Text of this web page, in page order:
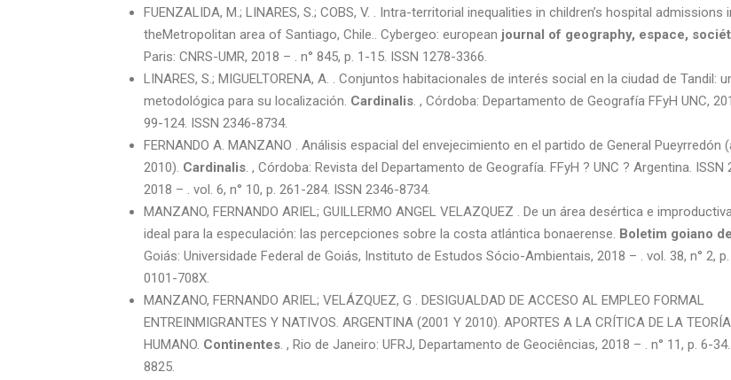
FUENZALIDA, M.; LINARES, S.; COBS, V. . Intra-territorial inequalities in children’s hospital admissions
theMetropolitan area of Santiago, Chile.. Cybergeo: european journal of geography, espace,
Paris: CNRS-UMR, 2018 – . n° 845, p. 1-15. ISSN 1278-3366.
LINARES, S.; MIGUELTORENA, A. . Conjuntos habitacionales de interés social en la ciudad de Tandil:
metodológica para su localización. Cardinalis. , Córdoba: Departamento de Geografía FFyH UNC,
99-124. ISSN 2346-8734.
FERNANDO A. MANZANO . Análisis espacial del envejecimiento en el partido de General Pueyrredón
2010). Cardinalis. , Córdoba: Revista del Departamento de Geografía. FFyH ? UNC ? Argentina. ISSN
2018 – . vol. 6, n° 10, p. 261-284. ISSN 2346-8734.
MANZANO, FERNANDO ARIEL; GUILLERMO ANGEL VELAZQUEZ . De un área desértica e
ideal para la especulación: las percepciones sobre la costa atlántica bonaerense. Boletim goiano
Goiás: Universidade Federal de Goiás, Instituto de Estudos Sócio-Ambientais, 2018 – . vol. 38, n° 2,
0101-708X.
MANZANO, FERNANDO ARIEL; VELÁZQUEZ, G . DESIGUALDAD DE ACCESO AL EMPLEO FORMAL
ENTREINMIGRANTES Y NATIVOS. ARGENTINA (2001 Y 2010). APORTES A LA CRÍTICA DE LA
HUMANO. Continentes. , Rio de Janeiro: UFRJ, Departamento de Geociências, 2018 – . n° 11, p. 6-
8825.